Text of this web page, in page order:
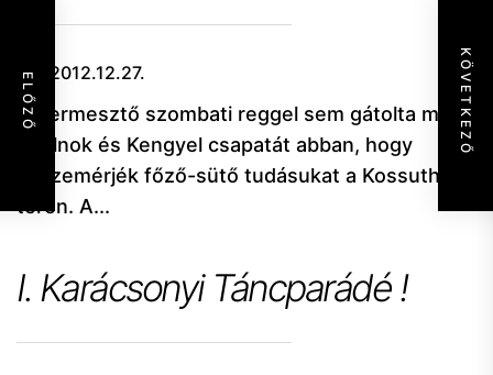
ELŐZŐ KÖVETKEZŐ
2012.12.27.
A dermesztő szombati reggel sem gátolta meg
Szolnok és Kengyel csapatát abban, hogy
összemérjék főző-sütő tudásukat a Kossuth
téren. A...
I. Karácsonyi Táncparádé !